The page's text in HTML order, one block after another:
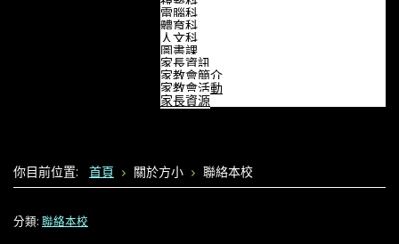
電腦科
體育科
人文科
圖書課
家長資訊
家教會簡介
家教會活動
家長資源
你目前位置: 首頁 關於方小 聯絡本校
分類: 聯絡本校